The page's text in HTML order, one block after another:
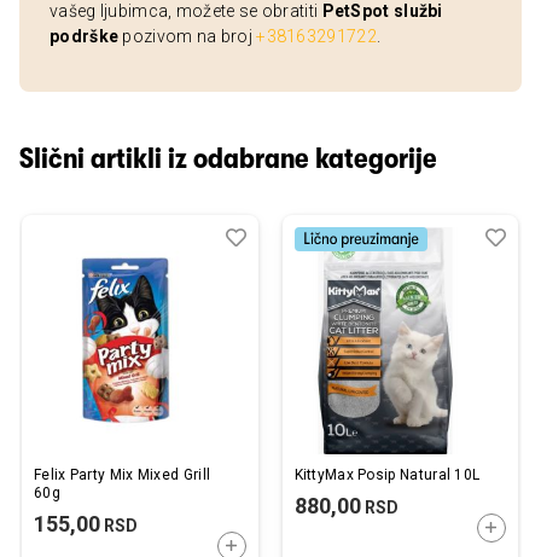
vašeg ljubimca, možete se obratiti PetSpot službi
podrške pozivom na broj+38163291722
Slični artikli iz odabrane kategorije
Felix Party Mix Mixed Grill
60g
155,00 RSD
DODAJTE U KORPU
Dodaj
Uporedi
KittyMax Posip Natural 10L
880,00RSD